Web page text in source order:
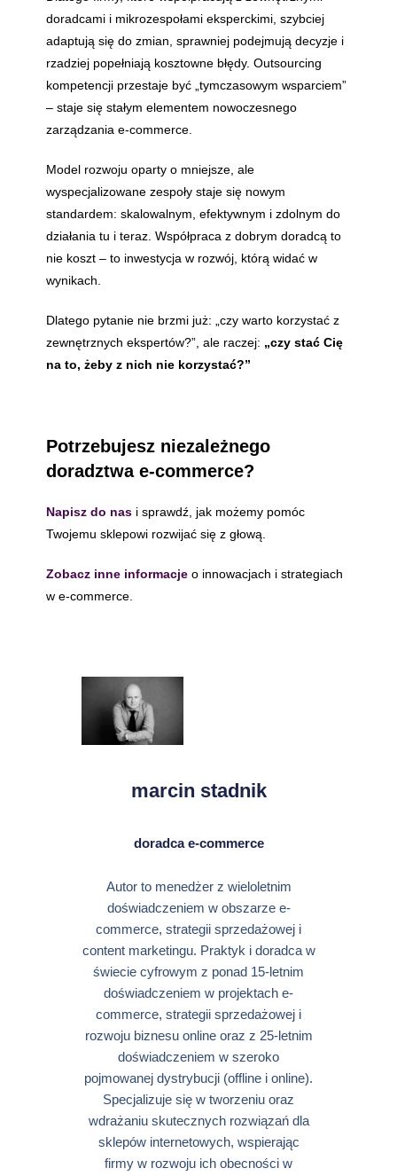
doradcami i mikrozespołami eksperckimi, szybciej
adaptują się do zmian, sprawniej podejmują decyzje i
rzadziej popełniają kosztowne błędy. Outsourcing
kompetencji przestaje być „tymczasowym wsparciem”
– staje się stałym elementem nowoczesnego
zarządzania e-commerce.
Model rozwoju oparty o mniejsze, ale
wyspecjalizowane zespoły staje się nowym
standardem: skalowalnym, efektywnym i zdolnym do
działania tu i teraz. Współpraca z dobrym doradcą to
nie koszt – to inwestycja w rozwój, którą widać w
wynikach.
Dlatego pytanie nie brzmi już: „czy warto korzystać z
zewnętrznych ekspertów?”, ale raczej: „czy stać Cię
na to, żeby z nich nie korzystać?”
Potrzebujesz niezależnego
doradztwa e-commerce?
Napisz do nas i sprawdź, jak możemy pomóc
Twojemu sklepowi rozwijać się z głową.
Zobacz inne informacje o innowacjach i strategiach
w e-commerce.
marcin stadnik
doradca e-commerce
Autor to menedżer z wieloletnim
doświadczeniem w obszarze e-
commerce, strategii sprzedażowej i
content marketingu. Praktyk i doradca w
świecie cyfrowym z ponad 15-letnim
doświadczeniem w projektach e-
commerce, strategii sprzedażowej i
rozwoju biznesu online oraz z 25-letnim
doświadczeniem w szeroko
pojmowanej dystrybucji (offline i online).
Specjalizuje się w tworzeniu oraz
wdrażaniu skutecznych rozwiązań dla
sklepów internetowych, wspierając
firmy w rozwoju ich obecności w